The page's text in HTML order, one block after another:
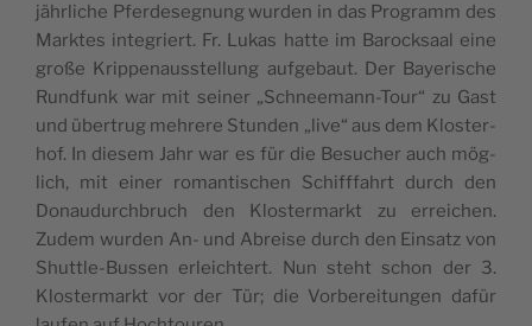
jähr­li­che Pfer­de­seg­nung wur­den in das Pro­gramm des
Mark­tes inte­griert. Fr. Lukas hat­te im Barock­saal eine
gro­ße Krip­pen­aus­stel­lung auf­ge­baut. Der Baye­ri­sche
Rund­funk war mit sei­ner „Schnee­mann-Tour“ zu Gast
und über­trug meh­re­re Stun­den „live“ aus dem Klos­ter­
hof. In die­sem Jahr war es für die Besu­cher auch mög­
lich, mit einer roman­ti­schen Schiff­fahrt durch den
Donau­durch­bruch den Klos­ter­markt zu errei­chen.
Zudem wur­den An- und Abrei­se durch den Ein­satz von
Shut­tle-Bus­sen erleich­tert. Nun steht schon der 3.
Klos­ter­markt vor der Tür; die Vor­be­rei­tun­gen dafür